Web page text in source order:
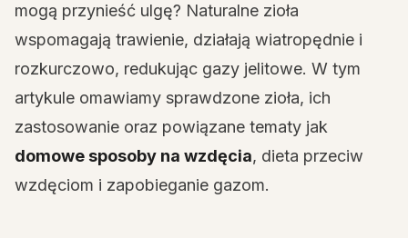
mogą przynieść ulgę? Naturalne zioła
wspomagają trawienie, działają wiatropędnie i
rozkurczowo, redukując gazy jelitowe. W tym
artykule omawiamy sprawdzone zioła, ich
zastosowanie oraz powiązane tematy jak
domowe sposoby na wzdęcia, dieta przeciw
wzdęciom i zapobieganie gazom.